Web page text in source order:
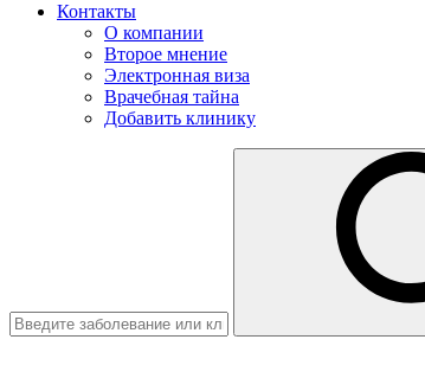
Контакты
О компании
Второе мнение
Электронная виза
Врачебная тайна
Добавить клинику